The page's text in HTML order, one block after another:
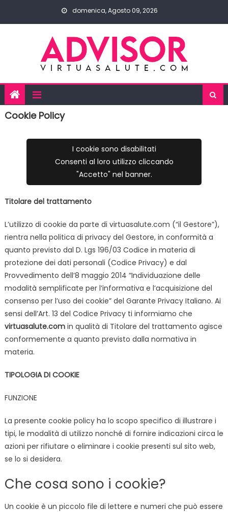
domenica, Agosto 09, 2026
Cookie Policy
I cookie sono disabilitati
Consenti al loro utilizzo cliccando
"Accetto" nel banner.
Titolare del trattamento
L’utilizzo di cookie da parte di virtuasalute.com (“il Gestore”),
rientra nella politica di privacy del Gestore, in conformità a
quanto previsto dal D. Lgs 196/03 Codice in materia di
protezione dei dati personali (Codice Privacy) e dal
Provvedimento dell’8 maggio 2014 “Individuazione delle
modalità semplificate per l’informativa e l’acquisizione del
consenso per l’uso dei cookie” del Garante Privacy Italiano. Ai
sensi dell’Art. 13 del Codice Privacy ti informiamo che
virtuasalute.comin qualità di Titolare del trattamento agisce
conformemente a quanto previsto dalla normativa in
materia.
TIPOLOGIA DI COOKIE
FUNZIONE
La presente cookie policy ha lo scopo specifico di illustrare i
tipi, le modalità di utilizzo nonché di fornire indicazioni circa le
azioni per rifiutare o eliminare i cookie presenti sul sito web,
se lo si desidera.
Che cosa sono i cookie?
Un cookie è un piccolo file di lettere e numeri che può essere